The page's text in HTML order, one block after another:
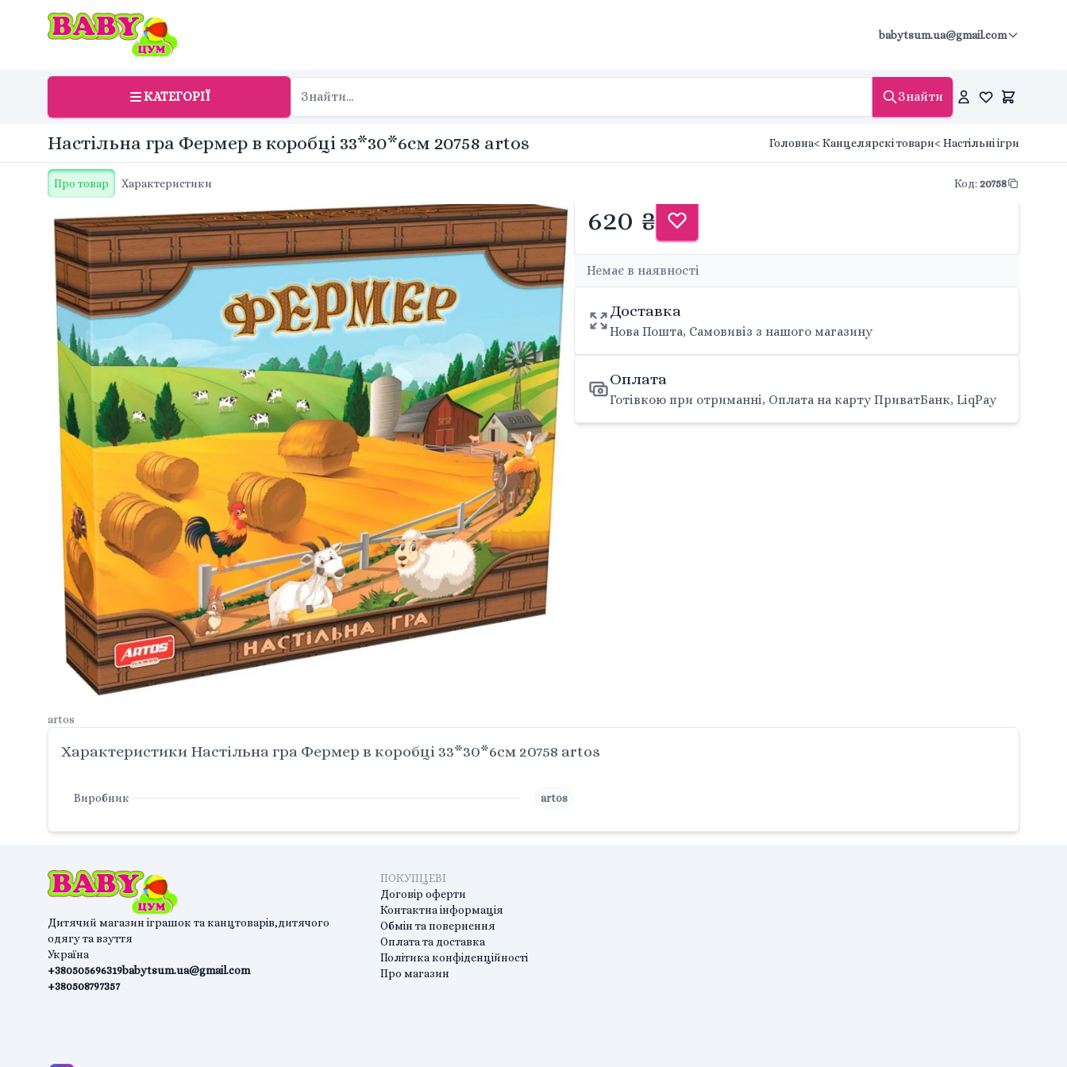
babytsum.ua@gmail.com
КАТЕГОРІЇ Знайти
Настільна гра Фермер в коробці 33*30*6см 20758 artos Головна< Канцелярскі товари< Настільні ігри
Про товар Характеристики Код: 20758
artos
620 ₴
Немає в наявності
Доставка
Нова Пошта, Самовивіз з нашого магазину
Оплата
Готівкою при отриманні, Оплата на карту ПриватБанк, LiqPay
Характеристики Настільна гра Фермер в коробці 33*30*6см 20758 artos
Виробник artos
Дитячий магазин іграшок та канцтоварів,дитячого
одягу та взуття
Україна
+380505696319
+380508797357
babytsum.ua@gmail.com
ПОКУПЦЕВІ
Договір оферти
Контактна інформація
Обмін та повернення
Оплата та доставка
Політика конфіденційності
Про магазин